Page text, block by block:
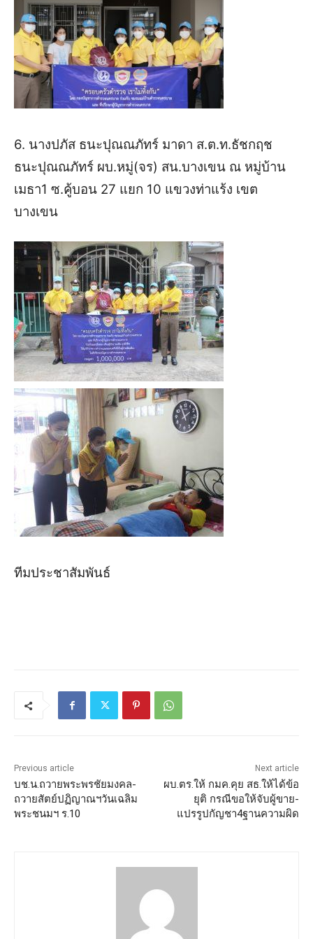
6. นางปภัส ธนะปุณณภัทร์ มาดา ส.ต.ท.ธัชกฤช
ธนะปุณณภัทร์ ผบ.หมู่(จร) สน.บางเขน ณ หมู่บ้าน
เมธา1 ซ.คู้บอน 27 แยก 10 แขวงท่าแร้ง เขต
บางเขน
ทีมประชาสัมพันธ์
Previous article
บช.น.ถวายพระพรชัยมงคล-
ถวายสัตย์ปฏิญาณฯวันเฉลิม
พระชนมฯ ร.10
Next article
ผบ.ตร.ให้ กมค.คุย สธ.ให้ได้ข้อ
ยุติ กรณีขอให้จับผู้ขาย-
แปรรูปกัญชา4ฐานความผิด